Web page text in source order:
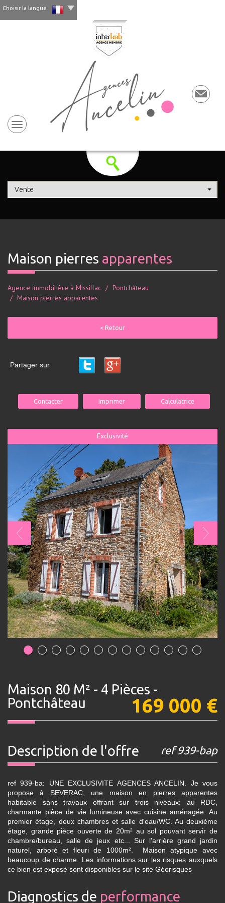
Choisir la langue
Vente
maison pierres apparentes
Agence immobilière à Missillac
Pontchâteau
Maison pierres apparentes
< Retour
Partager sur
Contacter Imprimer Calculatrice
Exclusivité
Maison 80 M² - 4 Pièces -
Pontchâteau
169 000 €
description de l'offre ref 939-bap
ref 939-ba: UNE EXCLUSIVITE AGENCES ANCELIN. Je vous
propose à SEVERAC, une maison en pierres apparentes
habitable sans travaux offrant sur trois niveaux: au RDC,
charmante pièce de vie lumineuse avec cuisine aménagée. Au
premier étage, deux chambres et salle d'eau/WC. Au deuxième
étage, grande pièce ouverte de 20m² au sol pouvant servir de
chambre/bureau, salle de jeux etc... Sur l'arrière grand jardin
naturel, arboré et fleuri de 1000m². Maison atypique avec
beaucoup de charme. Les informations sur les risques auxquels
ce bien est exposé sont disponibles sur le site Géorisques
diagnostics de performance